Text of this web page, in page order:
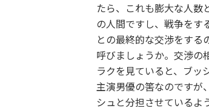
たら、これも膨大な人数
の人間ですし、戦争をす
との最終的な交渉をする
呼びましょうか。交渉の
ラクを見ていると、ブッ
主演男優の筈なのですが
シュと分担させているよ